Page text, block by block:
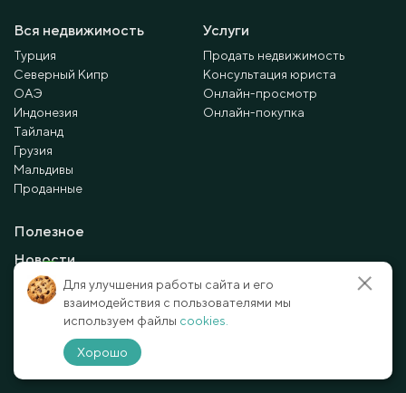
Вся недвижимость
Турция
Северный Кипр
ОАЭ
Индонезия
Тайланд
Грузия
Мальдивы
Проданные
Услуги
Продать недвижимость
Консультация юриста
Онлайн-просмотр
Онлайн-покупка
Полезное
Новости
Статьи
Контакты
Для улучшения работы сайта и его
взаимодействия с пользователями мы
используем файлы cookies.
Хорошо